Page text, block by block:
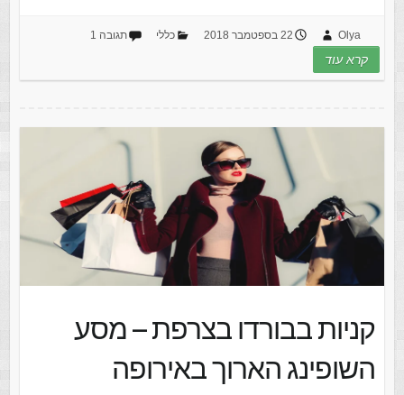
Olya 22 בספטמבר 2018 כללי תגובה 1
קרא עוד
קניות בבורדו בצרפת – מסע
השופינג הארוך באירופה